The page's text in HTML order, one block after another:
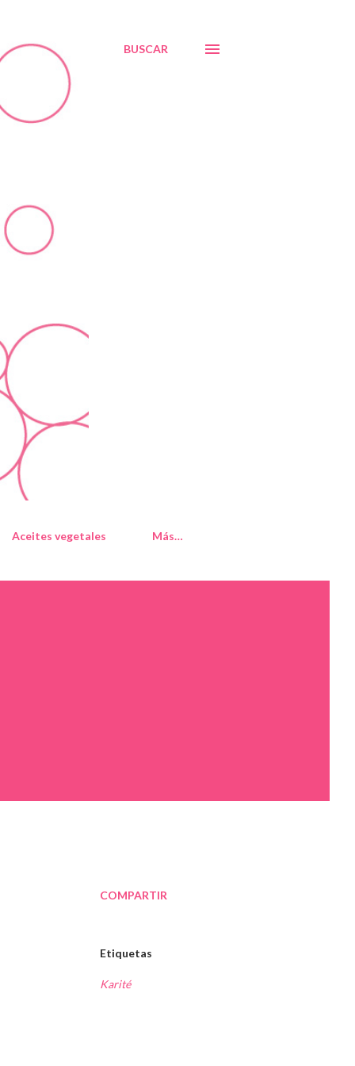
BUSCAR
Aceites vegetales Más…
COMPARTIR
Etiquetas
Karité